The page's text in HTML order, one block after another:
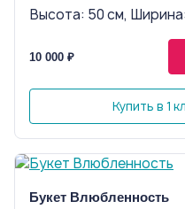
Высота: 50 см,
10 000 ₽
Купить в 1
Букет Влюбленность